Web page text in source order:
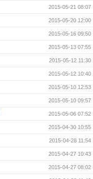
2015-05-21 08:07
2015-05-20 12:00
2015-05-16 09:50
2015-05-13 07:55
2015-05-12 11:30
2015-05-12 10:40
2015-05-10 12:53
2015-05-10 09:57
2015-05-06 07:52
2015-04-30 10:55
2015-04-28 11:54
2015-04-27 10:43
2015-04-27 08:02